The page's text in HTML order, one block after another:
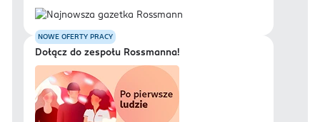
NOWE OFERTY PRACY
Dołącz do zespołu Rossmanna!